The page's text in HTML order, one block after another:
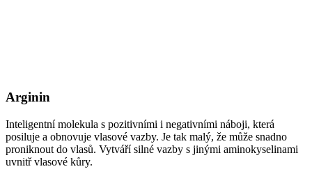
Arginin
Inteligentní molekula s pozitivními i negativními náboji, která
posiluje a obnovuje vlasové vazby. Je tak malý, že může snadno
proniknout do vlasů. Vytváří silné vazby s jinými aminokyselinami
uvnitř vlasové kůry.